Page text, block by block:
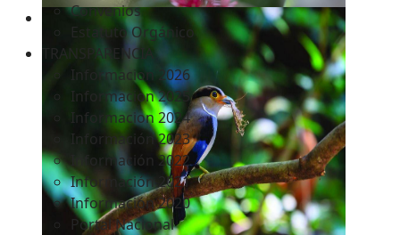
Convenios
Estatuto Orgánico
TRANSPARENCIA
Informacion 2026
Informacion 2025
Informacion 2024
Información 2023
Información 2022
Información 2021
Información 2020
Portal Nacional